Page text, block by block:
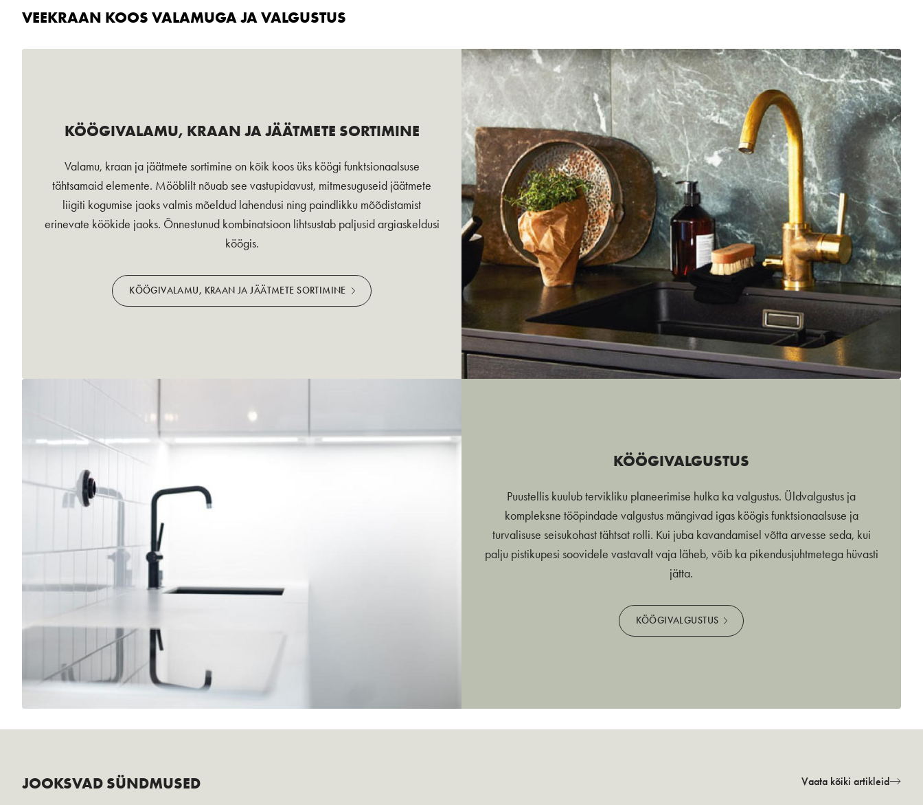
VEEKRAAN KOOS VALAMUGA JA VALGUSTUS
KÖÖGIVALAMU, KRAAN JA JÄÄTMETE SORTIMINE
Valamu, kraan ja jäätmete sortimine on kõik koos üks köögi funktsionaalsuse
tähtsamaid elemente. Mööblilt nõuab see vastupidavust, mitmesuguseid jäätmete
liigiti kogumise jaoks valmis mõeldud lahendusi ning paindlikku mõõdistamist
erinevate köökide jaoks. Õnnestunud kombinatsioon lihtsustab paljusid argiaskeldusi
köögis.
KÖÖGIVALAMU, KRAAN JA JÄÄTMETE SORTIMINE
KÖÖGIVALGUSTUS
Puustellis kuulub tervikliku planeerimise hulka ka valgustus. Üldvalgustus ja
kompleksne tööpindade valgustus mängivad igas köögis funktsionaalsuse ja
turvalisuse seisukohast tähtsat rolli. Kui juba kavandamisel võtta arvesse seda, kui
palju pistikupesi soovidele vastavalt vaja läheb, võib ka pikendusjuhtmetega hüvasti
jätta.
KÖÖGIVALGUSTUS
JOOKSVAD SÜNDMUSED Vaata kõiki artikleid